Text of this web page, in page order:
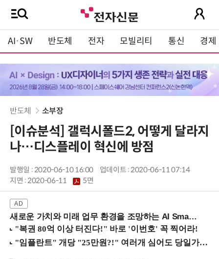
AI·SW 반도체 전자 모빌리티 통신 경제
반도체 소부장
[이슈분석] 갤럭시폴드2, 어떻게 달라지
나…디스플레이 혁신에 방점
발행일 : 2020-06-10 16:00
업데이트 : 2020-06-11 07:14
지면 :2020-06-11 5면
새로운 가치와 미래 업무 환경을 조망하는 AI Smart Work Summit 2026 (9/11 코엑스)